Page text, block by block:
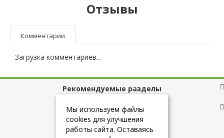
Отзывы
Комментарии
Загрузка комментариев...
Рекомендуемые разделы
Полезные ссылки
Мы используем файлы
cookies для улучшения
работы сайта. Оставаясь